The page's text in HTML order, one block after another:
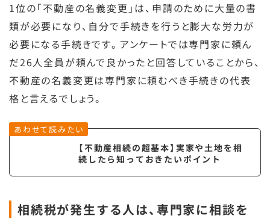
1位の「不動産の名義変更」は、申請のために大量の書
類が必要になり、自分で手続きを行うと膨大な労力が
必要になる手続きです。アンケートでは専門家に頼ん
だ26人全員が頼んで良かったと回答していることから、
不動産の名義変更は専門家に頼むべき手続きの代表
格と言えるでしょう。
あわせて読みたい
【不動産相続の超基本】実家や土地を相
続したら知っておきたいポイント
相続税が発生する人は、専門家に相談を